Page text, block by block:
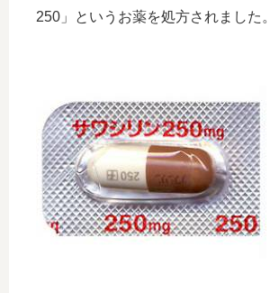
250」というお薬を処方されました。